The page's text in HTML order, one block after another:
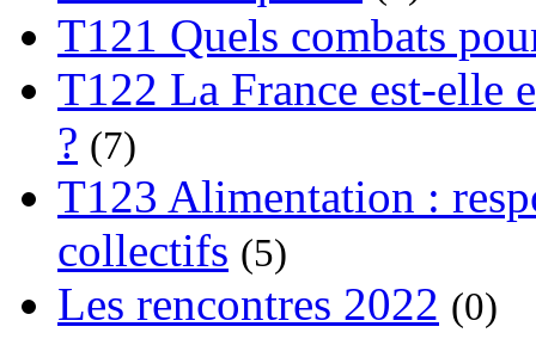
T121 Quels combats
T122 La France est-elle
? (7)
T123 Alimentation :
collectifs (5)
Les rencontres 2022 (0)